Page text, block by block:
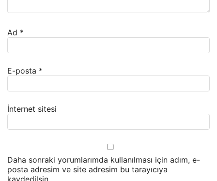
Ad *
E-posta *
İnternet sitesi
Daha sonraki yorumlarımda kullanılması için adım, e-
posta adresim ve site adresim bu tarayıcıya